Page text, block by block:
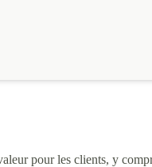
pour les clients, y